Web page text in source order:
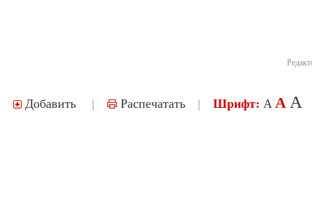
Добавить | Распечатать | Шрифт: A A A